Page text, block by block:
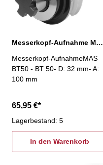
Messerkopf-Aufnahme MAS BT50, D:32 mm / A:100 mm
Messerkopf-AufnahmeMAS
BT50 - BT 50- D: 32 mm- A:
100 mm
65,95 €*
Lagerbestand: 5
In den Warenkorb